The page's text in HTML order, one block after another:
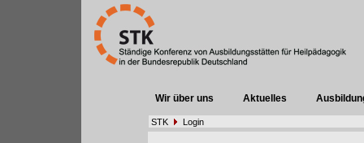
Wir über uns Aktuelles
STK Login